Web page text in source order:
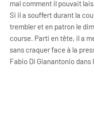
mal comment il pouvait
Si il a souffert durant la
trembler et en patron le
course. Parti en tête, il a
sans craquer face à la
Fabio Di Gianantonio